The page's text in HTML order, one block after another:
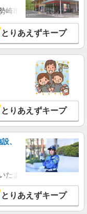
詳しくなれる携帯販
支給 ★交通費別途支給
友達を紹介
有) ★月2回払
★ ゜・。○。・゜
Y！mobileショップ
詳細を見る
携帯販売
ンセンティブ、職能評
くと,
払い
家電量販店
崎市・太田市・館林市
とりあえずキープ
とりあえずキープ
、
たま市岩槻区・久喜市・
とりあえずキープ